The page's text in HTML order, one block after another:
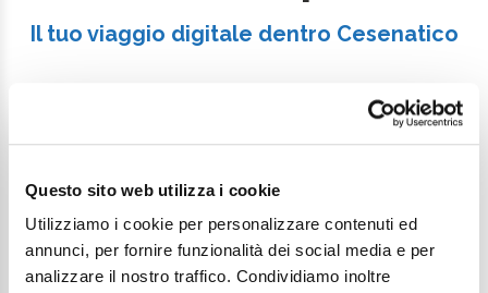
Questo sito web utilizza i cookie
Utilizziamo i cookie per personalizzare contenuti ed
annunci, per fornire funzionalità dei social media e per
analizzare il nostro traffico. Condividiamo inoltre
Il tuo viaggio digitale dentro Cesenatico